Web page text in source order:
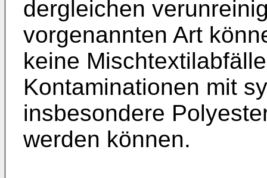
dergleichen
vorgenannten Art
keine
Kontaminationen mit
insbesondere
werden können.